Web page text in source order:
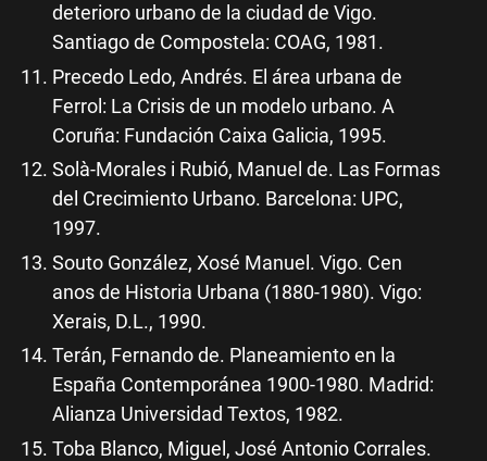
deterioro urbano de la ciudad de Vigo.
Santiago de Compostela: COAG, 1981.
Precedo Ledo, Andrés. El área urbana de
Ferrol: La Crisis de un modelo urbano. A
Coruña: Fundación Caixa Galicia, 1995.
Solà-Morales i Rubió, Manuel de. Las Formas
del Crecimiento Urbano. Barcelona: UPC,
1997.
Souto González, Xosé Manuel. Vigo. Cen
anos de Historia Urbana (1880-1980). Vigo:
Xerais, D.L., 1990.
Terán, Fernando de. Planeamiento en la
España Contemporánea 1900-1980. Madrid:
Alianza Universidad Textos, 1982.
Toba Blanco, Miguel, José Antonio Corrales.